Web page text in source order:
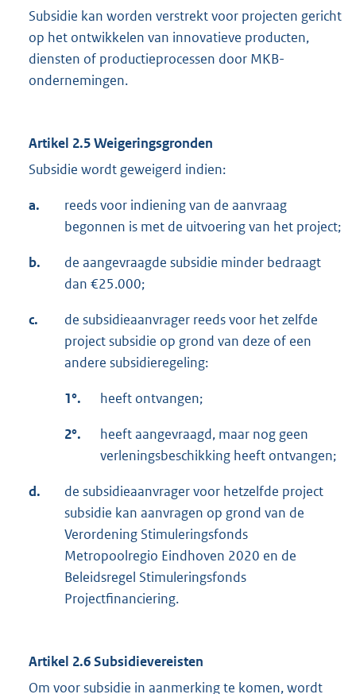
Subsidie kan worden verstrekt voor projecten gericht
op het ontwikkelen van innovatieve producten,
diensten of productieprocessen door MKB-
ondernemingen.
Artikel 2.5Weigeringsgronden
Subsidie wordt geweigerd indien:
a.
reeds voor indiening van de aanvraag
begonnen is met de uitvoering van het project;
b.
de aangevraagde subsidie minder bedraagt
dan €25.000;
c.
de subsidieaanvrager reeds voor het zelfde
project subsidie op grond van deze of een
andere subsidieregeling:
1°. heeft ontvangen;
2°.
heeft aangevraagd, maar nog geen
verleningsbeschikking heeft ontvangen;
d.
de subsidieaanvrager voor hetzelfde project
subsidie kan aanvragen op grond van de
Verordening Stimuleringsfonds
Metropoolregio Eindhoven 2020 en de
Beleidsregel Stimuleringsfonds
Projectfinanciering.
Artikel 2.6Subsidievereisten
Om voor subsidie in aanmerking te komen, wordt